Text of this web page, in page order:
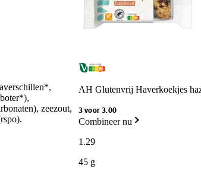
zeezout,
AH Glutenvrij Haverkoekjes
3 voor 3.00
Combineer nu
1 .29
45 g